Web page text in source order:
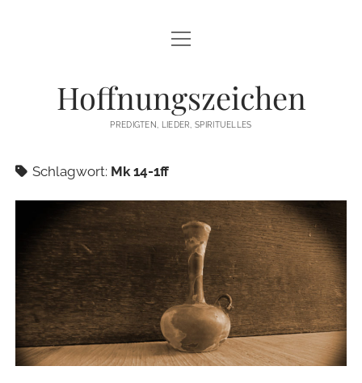
STARTSEITE
PREDIGTEN
TEXTE/PPP
PSALM
LIEDER
LITURGIEN
MEDITATIONEN
SONSTIGES
Menü
öffnen
Hoffnungszeichen
PREDIGTEN, LIEDER, SPIRITUELLES
Schlagwort: Mk 14-1ff